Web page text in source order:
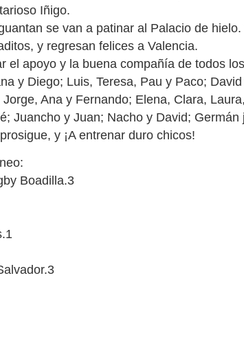
Iñigo.
se van a patinar al Palacio de
y regresan felices a Valencia.
el apoyo y la buena compañía de todos
y Diego; Luis, Teresa, Pau y Paco;
Ana y Fernando; Elena, Clara,
Juancho y Juan; Nacho y David;
y ¡A entrenar duro chicos!
Boadilla.3